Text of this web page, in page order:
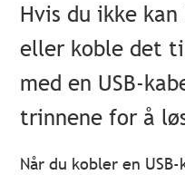
Hvis du ikke
eller koble det
med en USB-
trinnene for å
Når du kobler en